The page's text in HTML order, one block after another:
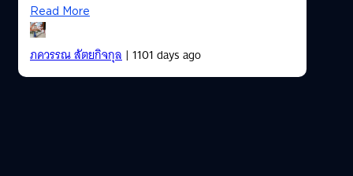
Read More
ภควรรณ สัตยกิจกุล| 1101 days ago